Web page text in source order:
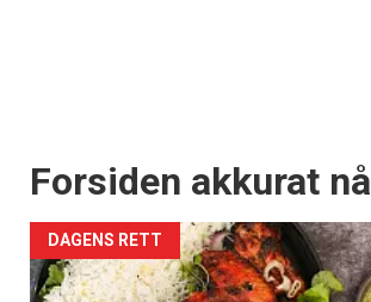
Forsiden akkurat nå
DAGENS RETT